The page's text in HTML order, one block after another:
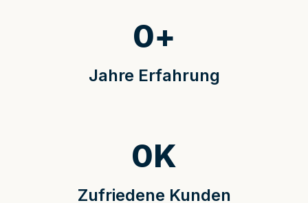
Jahre Erfahrung
0+
Zufriedene Kunden
0K